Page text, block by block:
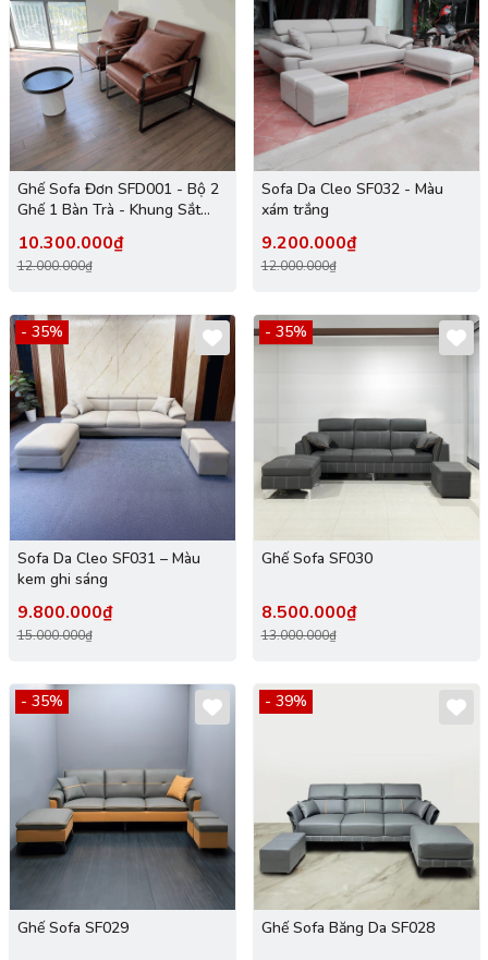
Ghế Sofa Đơn SFD001 - Bộ 2
Ghế 1 Bàn Trà - Khung Sắt
10.300.000₫
12.000.000₫
Sofa Da Cleo SF032 - Màu
xám trắng
9.200.000₫
12.000.000₫
- 35%
Sofa Da Cleo SF031 – Màu
kem ghi sáng
9.800.000₫
15.000.000₫
- 35%
Ghế Sofa SF030
8.500.000₫
13.000.000₫
- 35%
Ghế Sofa SF029
- 39%
Ghế Sofa Băng Da SF028